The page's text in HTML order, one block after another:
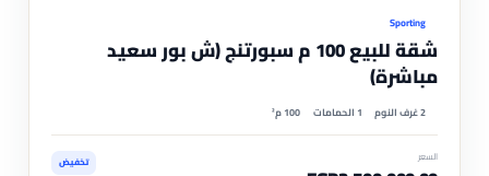
Sporting
شقة للبيع 100 م سبورتنج (ش بور سعيد
مباشرة)
2 غرف النوم 1 الحمامات 100 م²
السعر تخفيض